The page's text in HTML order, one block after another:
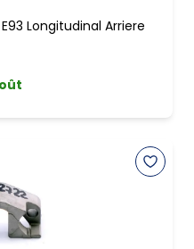
E93 Longitudinal Arriere